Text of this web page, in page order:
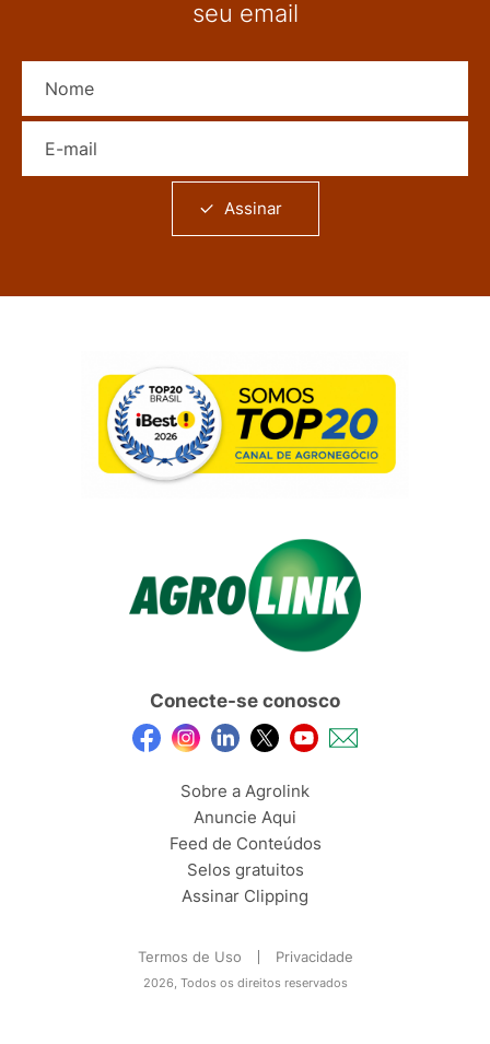
seu email
Assinar
Conecte-se conosco
Sobre a Agrolink
Anuncie Aqui
Feed de Conteúdos
Selos gratuitos
Assinar Clipping
Termos de Uso Privacidade
2026, Todos os direitos reservados